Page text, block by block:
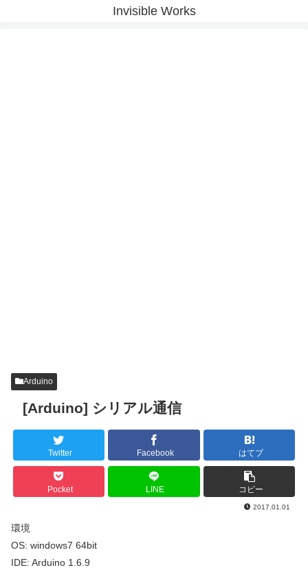
Invisible Works
Arduino
[Arduino] シリアル通信
Twitter Facebook はてブ
Pocket LINE コピー
2017.01.01
環境
OS: windows7 64bit
IDE: Arduino 1.6.9